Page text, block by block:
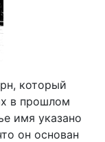
который
в прошлом
имя указано
он основан